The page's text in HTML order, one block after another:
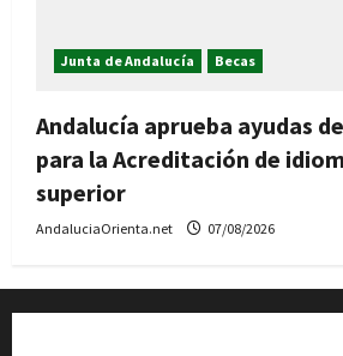
Junta de Andalucía Becas
Andalucía aprueba ayudas
para la Acreditación de
superior
AndaluciaOrienta.net 07/08/2026